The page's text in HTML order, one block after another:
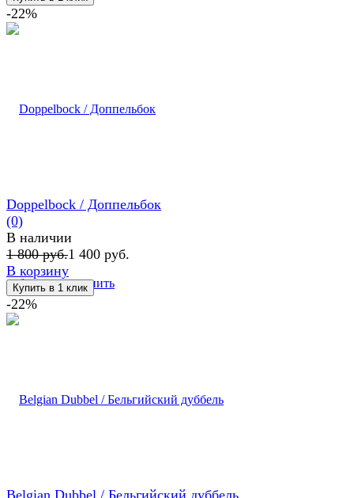
-22%
избранное сравнить
Doppelbock / Доппельбок
(0)
В наличии
1 800 руб.1 400 руб.
В корзину
-22%
Belgian Dubbel / Бельгийский дуббель